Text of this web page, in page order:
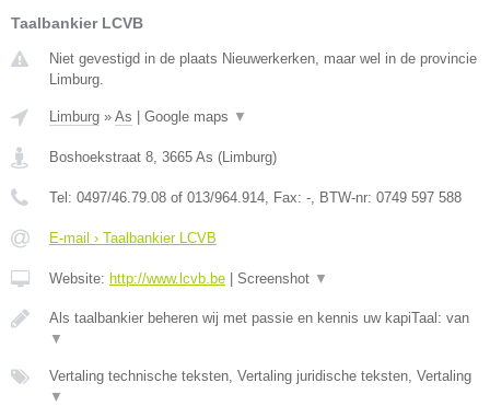
Taalbankier LCVB
Niet gevestigd in de plaats Nieuwerkerken, maar wel in de provincie
Limburg.
Limburg » As Google maps ▼
Boshoekstraat 8, 3665 As (Limburg)
Tel: 0497/46.79.08 of 013/964.914, Fax: -, BTW-nr: 0749 597 588
E-mail › Taalbankier LCVB
Website: http://www.lcvb.be Screenshot ▼
Als taalbankier beheren wij met passie en kennis uw kapiTaal: van
▼
Vertaling technische teksten, Vertaling juridische teksten, Vertaling
▼